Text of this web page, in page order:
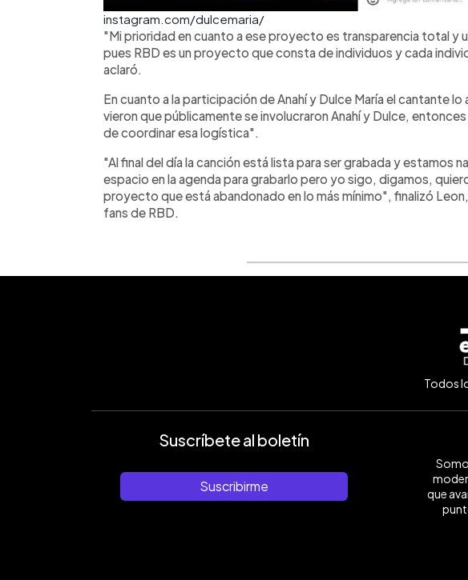
instagram.com/dulcemaria/
"Mi prioridad en cuanto a ese proyecto es transparencia total y
pues RBD es un proyecto que consta de individuos y cada
aclaró.
En cuanto a la participación de Anahí y Dulce María el cantante
vieron que públicamente se involucraron Anahí y Dulce,
de coordinar esa logística".
"Al final del día la canción está lista para ser grabada y estamos
espacio en la agenda para grabarlo pero yo sigo, digamos,
proyecto que está abandonado en lo más mínimo", finalizó
fans de RBD.
Todos
Suscríbete al boletín
Suscribirme
que